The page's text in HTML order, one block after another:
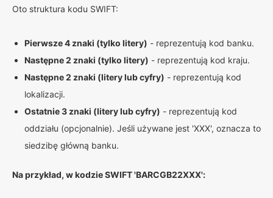
Oto struktura kodu SWIFT:
Pierwsze 4 znaki (tylko litery) - reprezentują kod banku.
Następne 2 znaki (tylko litery) - reprezentują kod kraju.
Następne 2 znaki (litery lub cyfry) - reprezentują kod
lokalizacji.
Ostatnie 3 znaki (litery lub cyfry) - reprezentują kod
oddziału (opcjonalnie). Jeśli używane jest 'XXX', oznacza to
siedzibę główną banku.
Na przykład, w kodzie SWIFT 'BARCGB22XXX':